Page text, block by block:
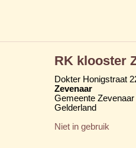
RK klooster
Dokter Honigstraat
Zevenaar
Gemeente Zevenaar
Gelderland
Niet in gebruik